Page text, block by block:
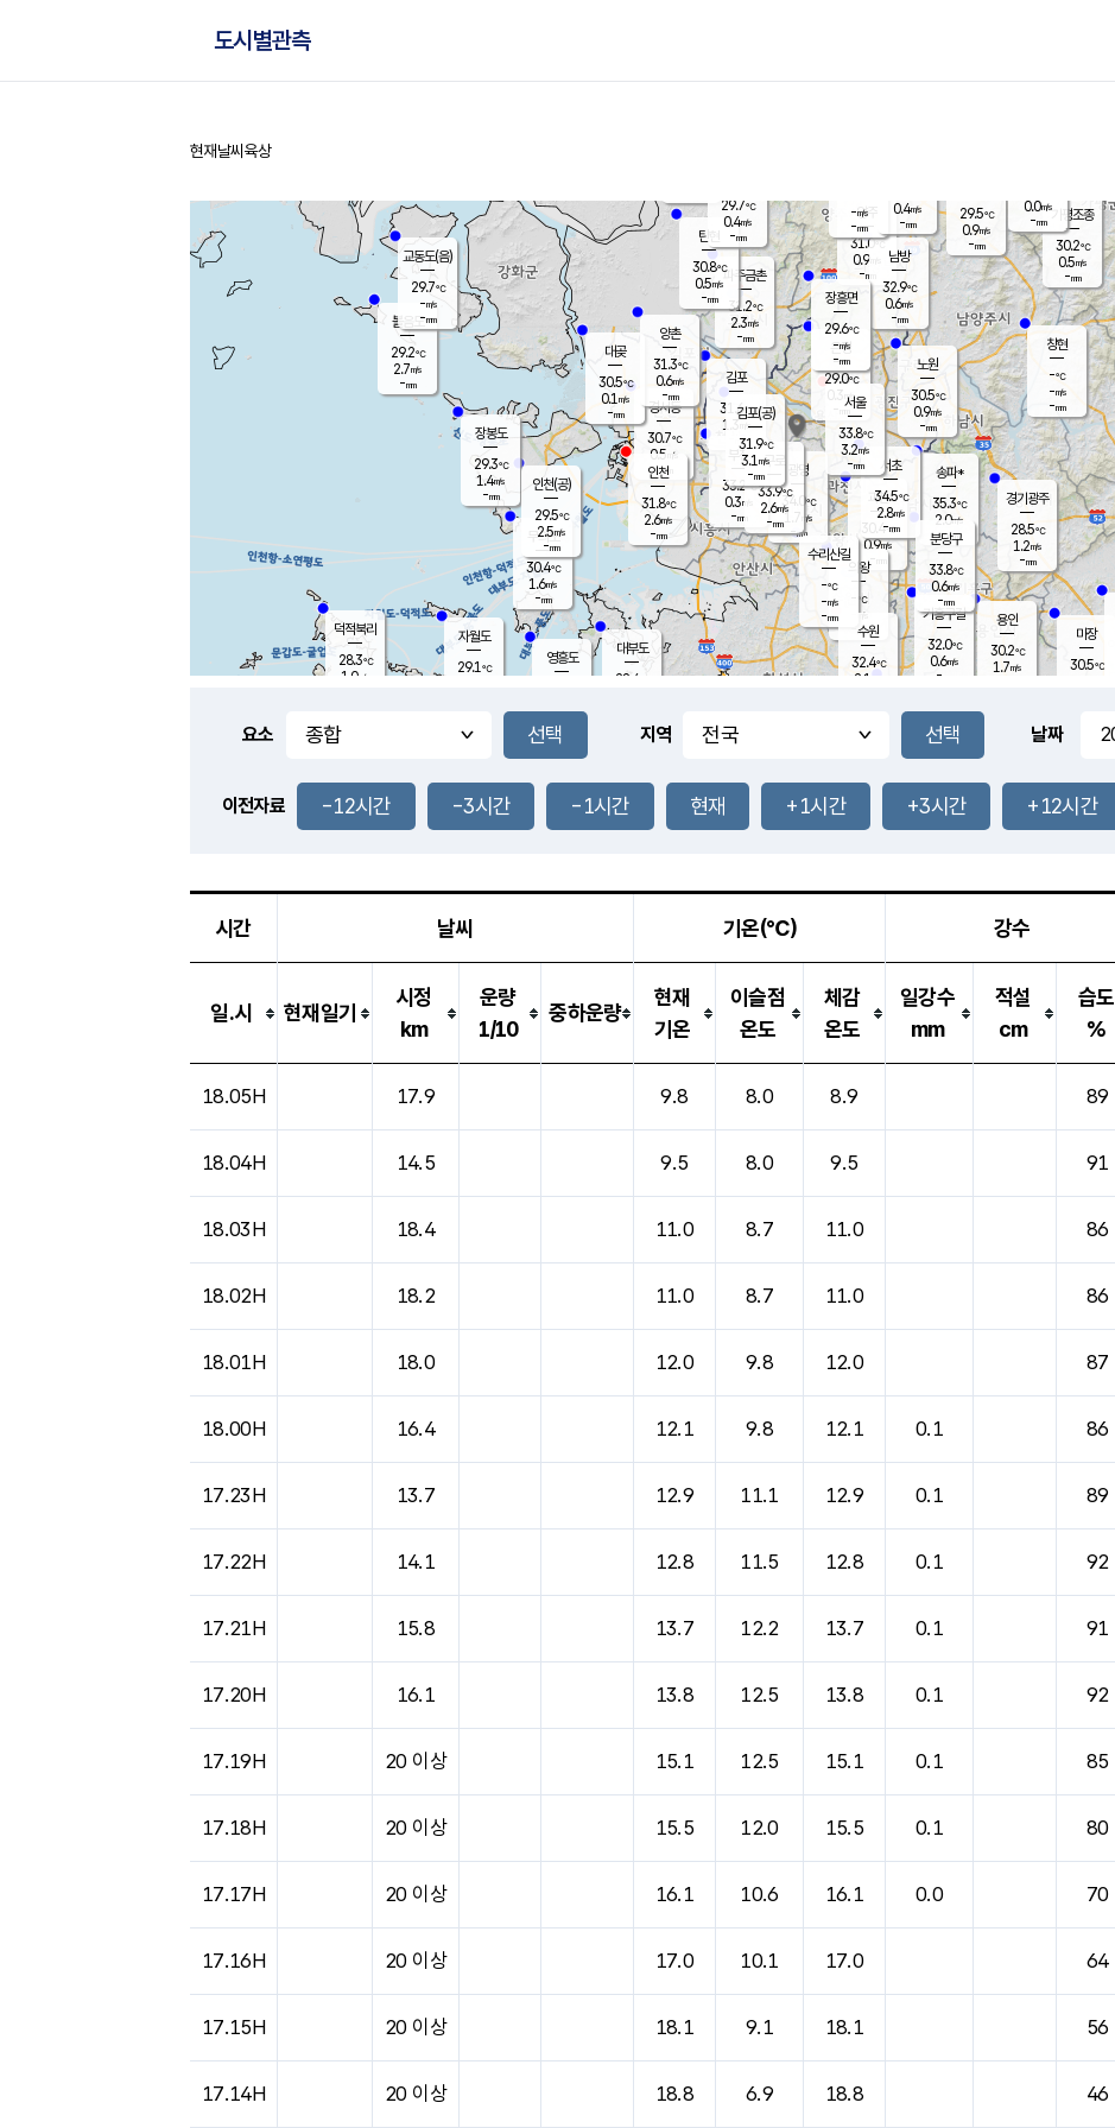
도시별관측
홈
현재날씨 육상
풍도
2.9m/s
무의도
30.4℃
1.6m/s
-mm
영흥도
볼음도
29.2℃
2.7m/s
-mm
자월도
29.1℃
양주
31.0℃
0.9
-mm
과천
30.4℃
0.9m/s
- mm
장봉도
29.3℃
1.4m/s
-mm
-mm
-mm
용인
30.2℃
1.7m/s
경기광주
28.5℃
1.2m/s
-mm
29.8
℃
대부도
28.4
-
경서동
30.7℃
0.5 m/s
-mm
파주금촌
31.2℃
2.3m/s
-mm
가평조종
30.2℃
0.5m/s
-mm
29.5℃
0.9m/s
-mm
대곶
30.5℃
0.1 m/s
-mm
창현
-℃
-m/s
-mm
탄현
30.8℃
0.5m/s
-mm
0.0m/s
-mm
- ℃
- m/s
-mm
마장
30.5℃
의왕
- ℃
m/s
mm
김포
31.6℃
1.3 m/s
mm
광명
34.0
℃
1.7 m/s
-mm
부천
33.2℃
0.3m/s
-mm
-mm
양촌
31.3℃
0.6m/s
-mm
구로
33.9℃
2.6m/s
-mm
은평
29.0℃
0.3 m/s
- mm
노원
30.5℃
0.9m/s
-mm
송파*
35.3℃
2.0m/s
-mm
서초
34.5℃
2.8m/s
-mm
남방
32.9℃
0.6m/s
-mm
기흥구갈
32.0℃
0.6m/s
-
수리산길
-℃
-m/s
-mm
분당구
33.8℃
0.6m/s
-mm
장흥면
29.6℃
-m/s
-mm
-m/s
-mm
덕적북리
28.3℃
1.0m/s
인천(공)
29.5℃
2.5m/s
-mm
김포(공)
31.9℃
3.1 m/s
-mm
교동도(음)
29.7℃
-m/s
-mm
수원
32.4℃
2.1 m/s
인천
31.8℃
2.6m/s
-mm
서울
33.8℃
3.2m/s
-mm
29.7℃
0.4m/s
-mm
0.4m/s
-mm
요소 지역 날짜
이전자료 -12시간 -3시간 -1시간 현재 +1시간 +3시간 +12시간
시간 날씨 기온(℃) 강수
일.시 현재일기
시정
km
운량
1/10
중하운량
현재
기온
이슬점
온도
체감
온도
일강수
mm
적설
cm
습도
%
18.05H 17.9 9.8 8.0 8.9 89
18.04H 14.5 9.5 8.0 9.5 91
18.03H 18.4 11.0 8.7 11.0 86
18.02H 18.2 11.0 8.7 11.0 86
18.01H 18.0 12.0 9.8 12.0 87
18.00H 16.4 12.1 9.8 12.1 0.1 86
17.23H 13.7 12.9 11.1 12.9 0.1 89
17.22H 14.1 12.8 11.5 12.8 0.1 92
17.21H 15.8 13.7 12.2 13.7 0.1 91
17.20H 16.1 13.8 12.5 13.8 0.1 92
17.19H 20 이상 15.1 12.5 15.1 0.1 85
17.18H 20 이상 15.5 12.0 15.5 0.1 80
17.17H 20 이상 16.1 10.6 16.1 0.0 70
17.16H 20 이상 17.0 10.1 17.0 64
17.15H 20 이상 18.1 9.1 18.1 56
17.14H 20 이상 18.8 6.9 18.8 46